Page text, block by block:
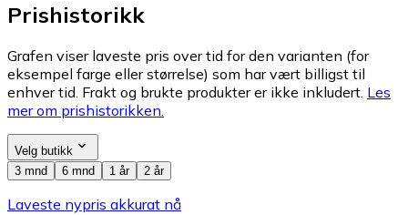
Prishistorikk
Grafen viser laveste pris over tid for den varianten (for
eksempel farge eller størrelse) som har vært billigst til
enhver tid. Frakt og brukte produkter er ikke inkludert. Les
mer om prishistorikken.
Velg butikk
3 mnd
6 mnd 1 år 2 år
Laveste nypris akkurat nå